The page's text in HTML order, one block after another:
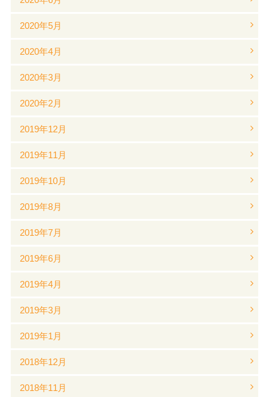
2020年5月
2020年4月
2020年3月
2020年2月
2019年12月
2019年11月
2019年10月
2019年8月
2019年7月
2019年6月
2019年4月
2019年3月
2019年1月
2018年12月
2018年11月